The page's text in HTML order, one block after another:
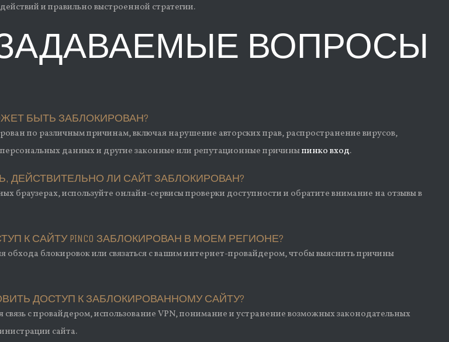
и правильно выстроенной стратегии.
ВОПРОСЫ
БЫТЬ ЗАБЛОКИРОВАН?
по различным причинам, включая нарушение авторских прав, распространение вирусов,
данных и другие законные или репутационные причиныпинко вход.
ДЕЙСТВИТЕЛЬНО ЛИ САЙТ ЗАБЛОКИРОВАН?
браузерах, используйте онлайн-сервисы проверки доступности и обратите внимание на отзывы в
К САЙТУ PINCO ЗАБЛОКИРОВАН В МОЕМ РЕГИОНЕ?
обхода блокировок или связаться с вашим интернет-провайдером, чтобы выяснить причины
ДОСТУП К ЗАБЛОКИРОВАННОМУ САЙТУ?
с провайдером, использование VPN, понимание и устранение возможных законодательных
сайта.